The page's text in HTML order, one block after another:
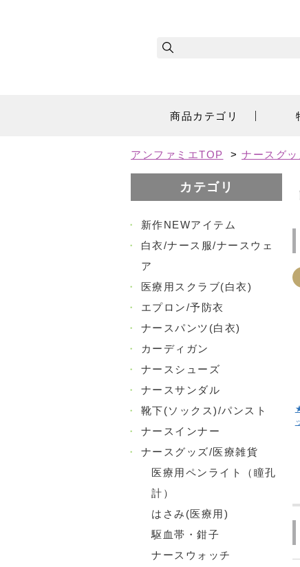
商品カテゴリ
アンファミエTOP > ナースグ
カテゴリ
・
新作NEWアイテム
・
白衣/ナース服/ナースウェ
ア
・
医療用スクラブ(白衣)
・
エプロン/予防衣
・
ナースパンツ(白衣)
・
カーディガン
・
ナースシューズ
・
ナースサンダル
・
靴下(ソックス)/パンスト
・
ナースインナー
・
ナースグッズ/医療雑貨
医療用ペンライト（瞳孔
計）
はさみ(医療用)
駆血帯・鉗子
ナースウォッチ